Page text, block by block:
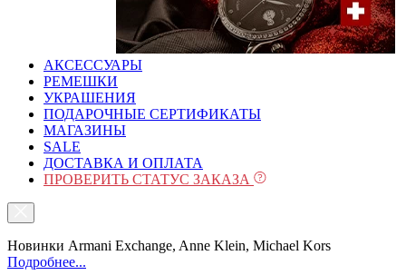
АКСЕССУАРЫ
РЕМЕШКИ
УКРАШЕНИЯ
ПОДАРОЧНЫЕ СЕРТИФИКАТЫ
МАГАЗИНЫ
SALE
ДОСТАВКА И ОПЛАТА
ПРОВЕРИТЬ СТАТУС ЗАКАЗА
Новинки Armani Exchange, Anne Klein, Michael Kors
Подробнее...